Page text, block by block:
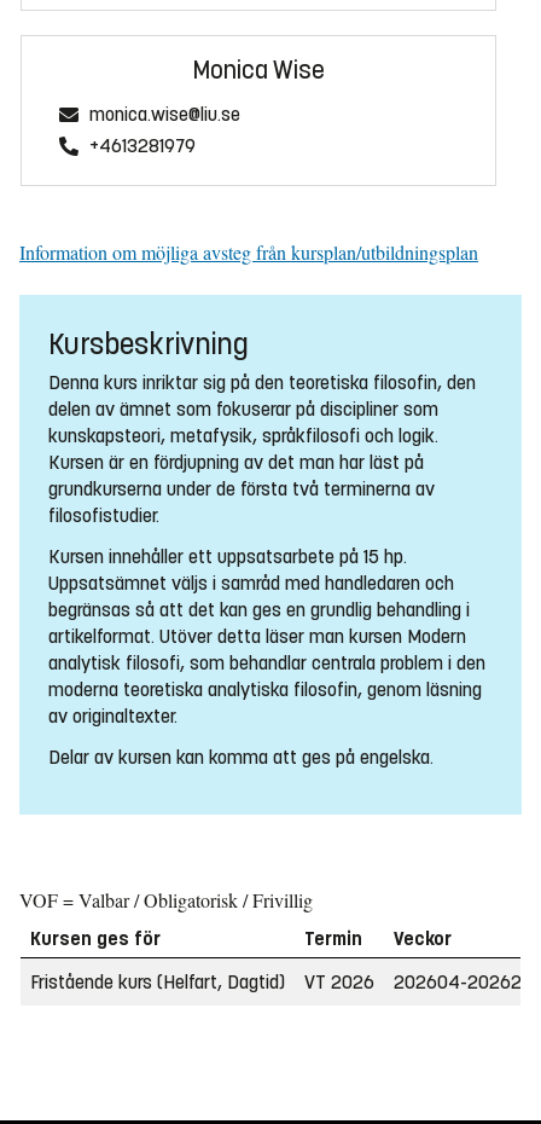
Monica Wise
monica.wise@liu.se
+4613281979
Information om möjliga avsteg från kursplan/utbildningsplan
Kursbeskrivning
Denna kurs inriktar sig på den teoretiska filosofin, den
delen av ämnet som fokuserar på discipliner som
kunskapsteori, metafysik, språkfilosofi och logik.
Kursen är en fördjupning av det man har läst på
grundkurserna under de första två terminerna av
filosofistudier.
Kursen innehåller ett uppsatsarbete på 15 hp.
Uppsatsämnet väljs i samråd med handledaren och
begränsas så att det kan ges en grundlig behandling i
artikelformat. Utöver detta läser man kursen Modern
analytisk filosofi, som behandlar centrala problem i den
moderna teoretiska analytiska filosofin, genom läsning
av originaltexter.
Delar av kursen kan komma att ges på engelska.
VOF = Valbar / Obligatorisk / Frivillig
Kursen ges för Termin
Veckor
Fristående kurs (Helfart, Dagtid)
VT 2026 202604-202623